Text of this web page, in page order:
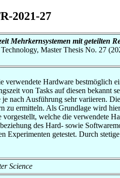
2021-27
Mehrkernsystemen mit geteilten
Master Thesis No. 27
Hardware bestmöglich
von Tasks auf diesen bekannt
nach Ausführung sehr variieren.
zu ermitteln. Als Grundlage wird
welche die verwendete
des Hard- sowie
getestet. Durch
Science